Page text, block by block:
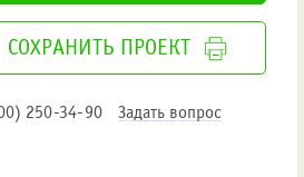
СОХРАНИТЬ ПРОЕКТ
250-34-90 Задать вопрос